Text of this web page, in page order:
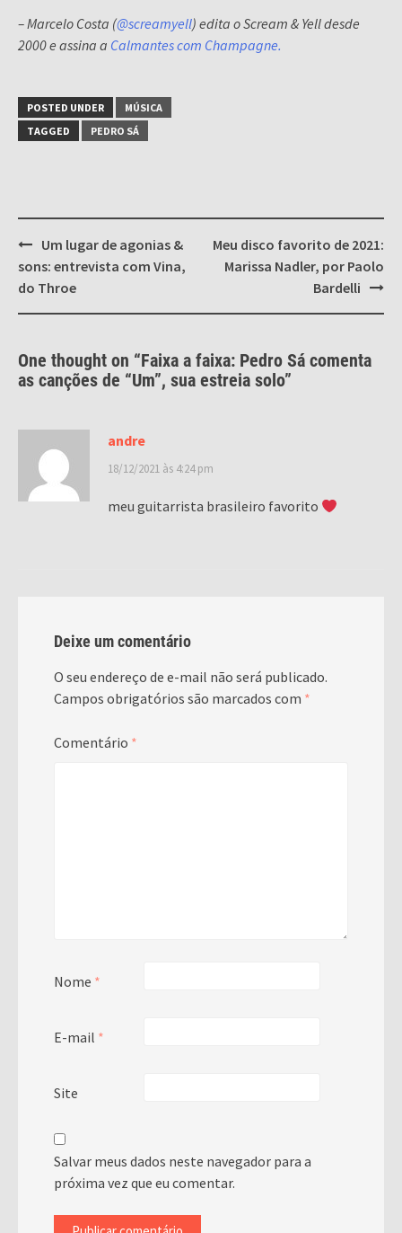
– Marcelo Costa (@screamyell) edita o Scream & Yell desde
2000 e assina a Calmantes com Champagne.
POSTED UNDER
MÚSICA
TAGGED
PEDRO SÁ
Post
navigation
Um lugar de agonias &
sons: entrevista com Vina,
do Throe
Meu disco favorito de 2021:
Marissa Nadler, por Paolo
Bardelli
One thought on “Faixa a faixa: Pedro Sá comenta
as canções de “Um”, sua estreia solo”
andre
18/12/2021 às 4:24 pm
meu guitarrista brasileiro favorito
Deixe um comentário
O seu endereço de e-mail não será publicado.
Campos obrigatórios são marcados com *
Comentário *
Nome *
E-mail *
Site
Salvar meus dados neste navegador para a
próxima vez que eu comentar.